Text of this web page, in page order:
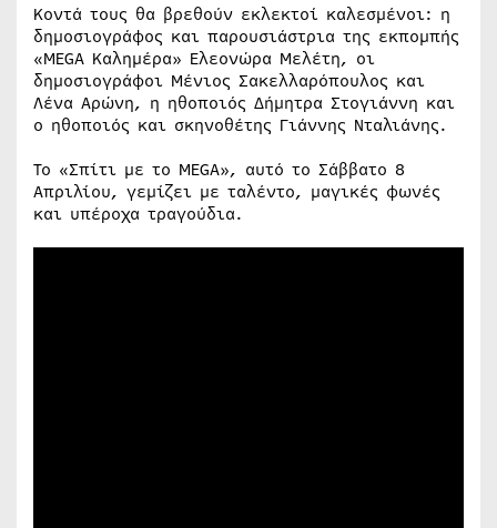
Κοντά τους θα βρεθούν εκλεκτοί καλεσμένοι: η
δημοσιογράφος και παρουσιάστρια της εκπομπής
«MEGA Καλημέρα» Ελεονώρα Μελέτη, οι
δημοσιογράφοι Μένιος Σακελλαρόπουλος και
Λένα Αρώνη, η ηθοποιός Δήμητρα Στογιάννη και
ο ηθοποιός και σκηνοθέτης Γιάννης Νταλιάνης.
Το «Σπίτι με το MEGA», αυτό το Σάββατο 8
Απριλίου, γεμίζει με ταλέντο, μαγικές φωνές
και υπέροχα τραγούδια.